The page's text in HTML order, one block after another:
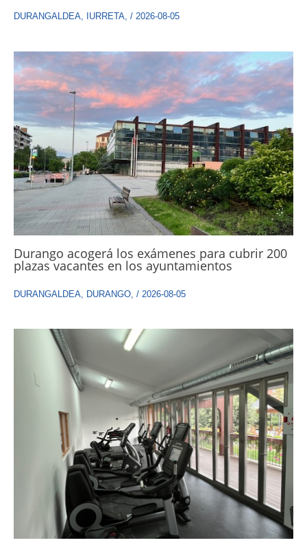
DURANGALDEA, IURRETA, / 2026-08-05
Durango acogerá los exámenes para cubrir 200
plazas vacantes en los ayuntamientos
DURANGALDEA, DURANGO, / 2026-08-05